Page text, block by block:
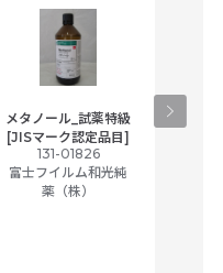
メタノール_試薬特級
[JISマーク認定品目]
131-01826
富士フイルム和光純
薬（株）